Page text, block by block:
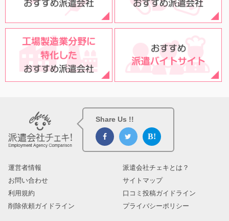
Share Us !!
運営者情報
派遣会社チェキとは？
お問い合わせ
サイトマップ
利用規約
口コミ投稿ガイドライン
削除依頼ガイドライン
プライバシーポリシー